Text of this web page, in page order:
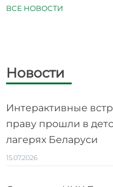
ВСЕ НОВОСТИ
Новости
Интерактивные
праву прошли в
лагерях Беларуси
15.07.2026